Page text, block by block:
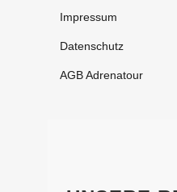
Impressum
Datenschutz
AGB Adrenatour